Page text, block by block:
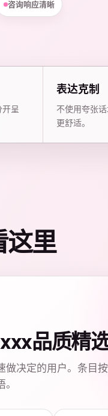
咨询响应清晰
呈
表达克制
不使用夸张
更舒适。
这里
品质精
做决定的用户。条目